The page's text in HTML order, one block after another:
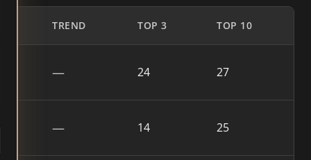
TREND TOP 3 TOP 10
— 24 27
— 14 25